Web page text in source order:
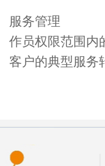
服务管理
作员权限范围内
客户的典型服务